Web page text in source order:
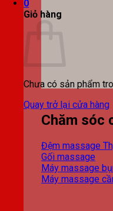
0
Giỏ hàng
Chưa có sản phẩm
Quay trở lại cửa hàng
Chăm sóc
Đệm massage
Gối massage
Máy massage
Máy massage